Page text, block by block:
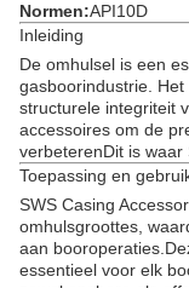
Normen:API10D
Inleiding
De omhulsel is een
gasboorindustrie.
structurele integriteit
accessoires om de
verbeterenDit is waar
Toepassing en
SWS Casing
omhulsgroottes,
aan
essentieel voor elk